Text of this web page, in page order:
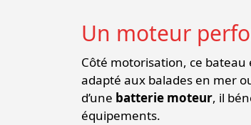
Un moteur
Côté motorisation, ce bateau
adapté aux balades en mer
d’une batterie moteur, il
équipements.